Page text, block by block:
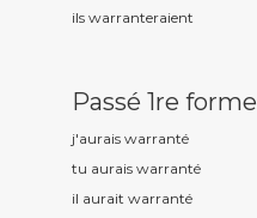
ils warranteraient
Passé 1re forme
j'aurais warranté
tu aurais warranté
il aurait warranté